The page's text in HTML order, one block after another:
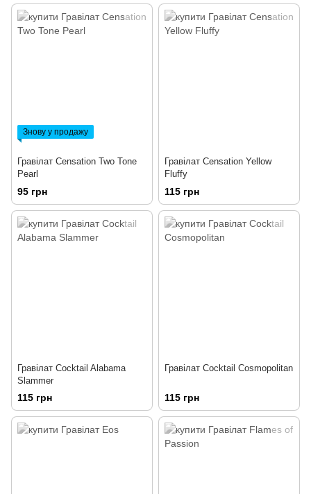
Знову у продажу
Гравілат Censation Two Tone
Pearl
95 грн
Гравілат Censation Yellow
Fluffy
115 грн
Гравілат Cocktail Alabama
Slammer
115 грн
Гравілат Cocktail Cosmopolitan
115 грн